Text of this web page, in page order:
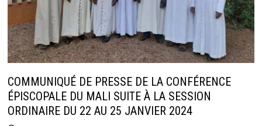
COMMUNIQUÉ DE PRESSE DE LA CONFÉRENCE
ÉPISCOPALE DU MALI SUITE À LA SESSION
ORDINAIRE DU 22 AU 25 JANVIER 2024